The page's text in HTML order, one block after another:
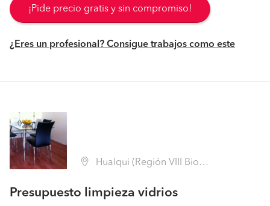
¡Pide precio gratis y sin compromiso!
¿Eres un profesional? Consigue trabajos como este
Hualqui (Región VIII Biobío - Concepción)
Presupuesto limpieza vidrios